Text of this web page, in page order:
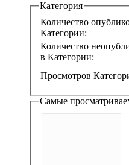
Категория
Количество
Категории:
Количество
в Категории:
Просмотров
Самые